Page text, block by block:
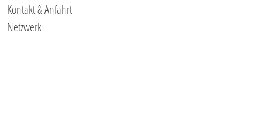
Kontakt & Anfahrt
Netzwerk